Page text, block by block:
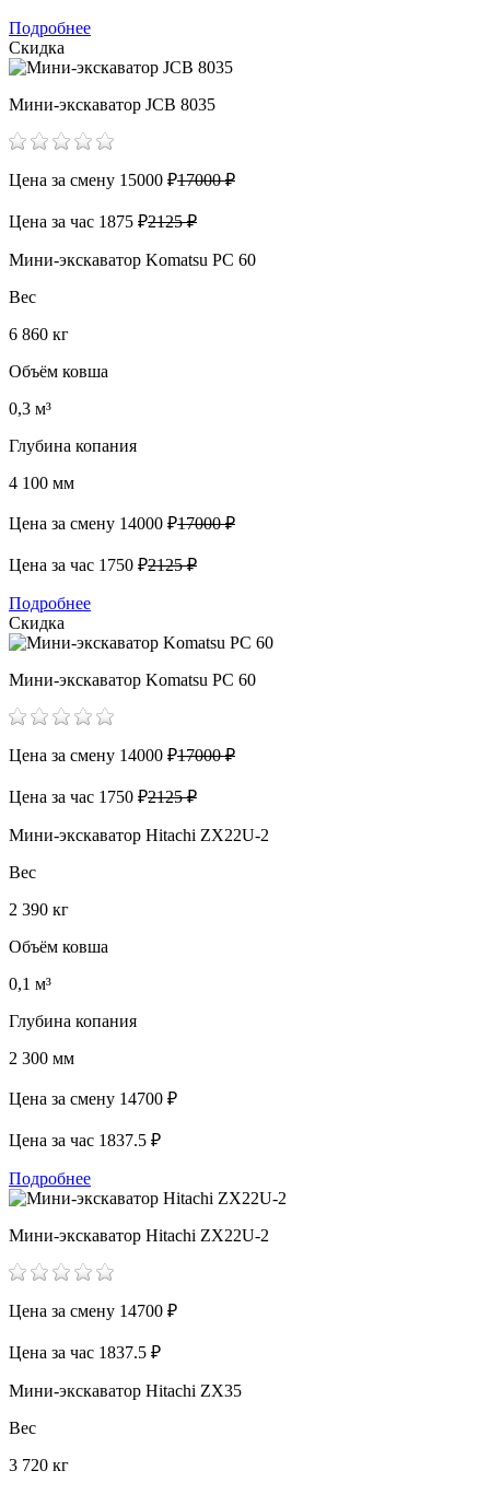
Подробнее
Скидка
Мини-экскаватор JCB 8035
Цена за смену 15000 ₽17000 ₽
Цена за час 1875 ₽2125 ₽
Мини-экскаватор Komatsu PC 60
Вес
6 860 кг
Объём ковша
0,3 м³
Глубина копания
4 100 мм
Цена за смену 14000 ₽17000 ₽
Цена за час 1750 ₽2125 ₽
Подробнее
Скидка
Мини-экскаватор Komatsu PC 60
Цена за смену 14000 ₽17000 ₽
Цена за час 1750 ₽2125 ₽
Мини-экскаватор Hitachi ZX22U-2
Вес
2 390 кг
Объём ковша
0,1 м³
Глубина копания
2 300 мм
Цена за смену 14700 ₽
Цена за час 1837.5 ₽
Подробнее
Мини-экскаватор Hitachi ZX22U-2
Цена за смену 14700 ₽
Цена за час 1837.5 ₽
Мини-экскаватор Hitachi ZX35
Вес
3 720 кг